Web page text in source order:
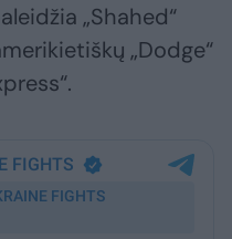
„Shahed“
„Dodge“